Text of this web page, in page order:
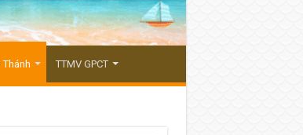
Thánh TTMV GPCT